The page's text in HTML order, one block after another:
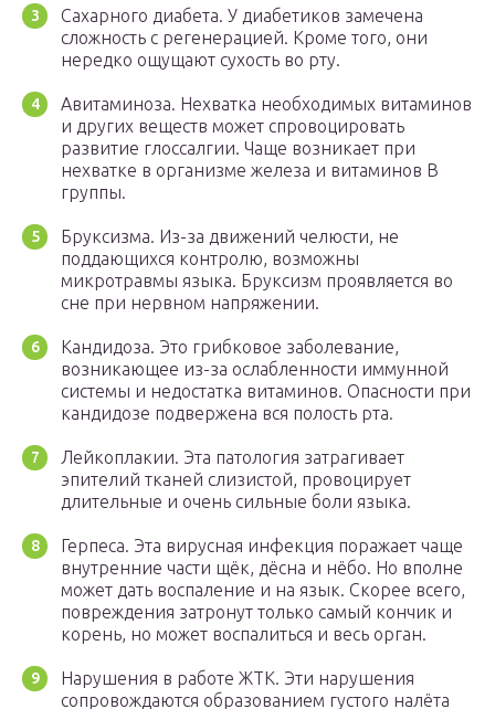
Сахарного диабета. У диабетиков замечена
сложность с регенерацией. Кроме того, они
нередко ощущают сухость во рту.
Авитаминоза. Нехватка необходимых витаминов
и других веществ может спровоцировать
развитие глоссалгии. Чаще возникает при
нехватке в организме железа и витаминов В
группы.
Бруксизма. Из-за движений челюсти, не
поддающихся контролю, возможны
микротравмы языка. Бруксизм проявляется во
сне при нервном напряжении.
Кандидоза. Это грибковое заболевание,
возникающее из-за ослабленности иммунной
системы и недостатка витаминов. Опасности при
кандидозе подвержена вся полость рта.
Лейкоплакии. Эта патология затрагивает
эпителий тканей слизистой, провоцирует
длительные и очень сильные боли языка.
Герпеса. Эта вирусная инфекция поражает чаще
внутренние части щёк, дёсна и нёбо. Но вполне
может дать воспаление и на язык. Скорее всего,
повреждения затронут только самый кончик и
корень, но может воспалиться и весь орган.
Нарушения в работе ЖТК. Эти нарушения
сопровождаются образованием густого налёта